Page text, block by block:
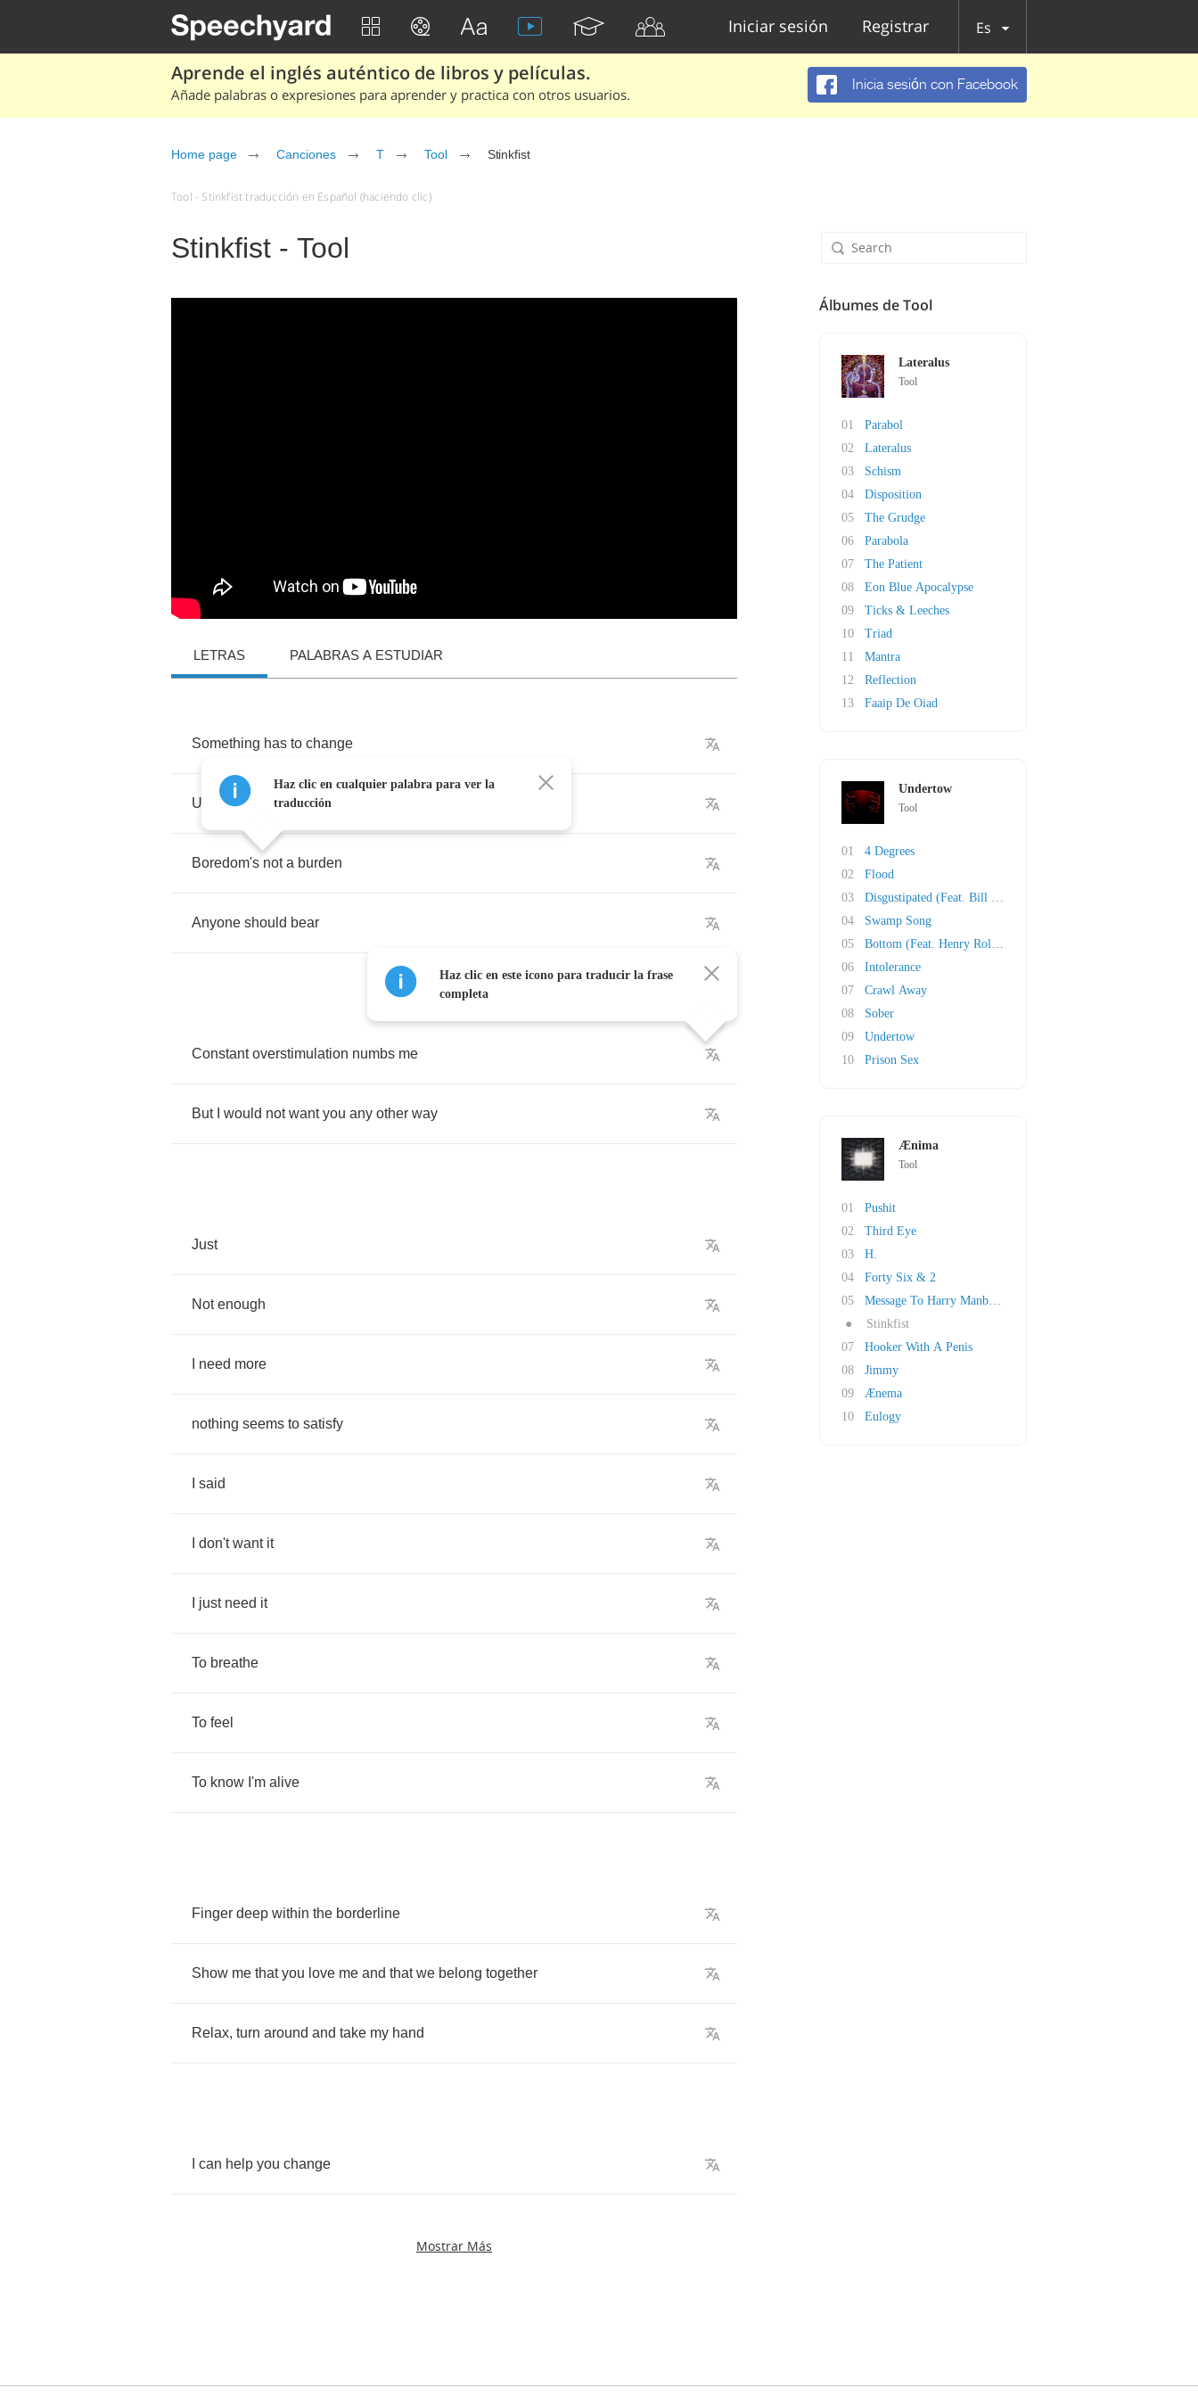
Iniciar sesión Registrar Es
Aprende el inglés auténtico de libros y películas.
Añade palabras o expresiones para aprender y practica con otros usuarios.
Inicia sesión con Facebook
Home page Canciones T Tool Stinkfist
Tool - Stinkfist traducción en Español (haciendo clic)
Stinkfist - Tool
LETRAS PALABRAS A ESTUDIAR
Something has to change
Undeniable dilemma
Boredom's not a burden
Anyone should bear
Constant overstimulation numbs me
But would not want you any other way
Just
Not enough
need more
nothing seems to satisfy
said
don't want it
just need it
To breathe
To feel
To know I'm alive
Finger deep within the borderline
Show me that you love me and that we belong together
Relax, turn around and take my hand
can help you change
Mostrar Más
Haz clic en cualquier palabra para ver la
traducción
Haz clic en este icono para traducir la frase
completa
Álbumes de Tool
Lateralus
Tool
01
Parabol
02
Lateralus
03
Schism
04
Disposition
05
The Grudge
06
Parabola
07
The Patient
08
Eon Blue Apocalypse
09
Ticks & Leeches
10
Triad
11
Mantra
12
Reflection
13
Faaip De Oiad
Undertow
Tool
01
4 Degrees
02
Flood
03
Disgustipated (Feat. Bill The Landlord)
04
Swamp Song
05
Bottom (Feat. Henry Rollins)
06
Intolerance
07
Crawl Away
08
Sober
09
Undertow
10
Prison Sex
Ænima
Tool
01
Pushit
02
Third Eye
03
H.
04
Forty Six & 2
05
Message To Harry Manback
●
Stinkfist
07
Hooker With A Penis
08
Jimmy
09
Ænema
10
Eulogy